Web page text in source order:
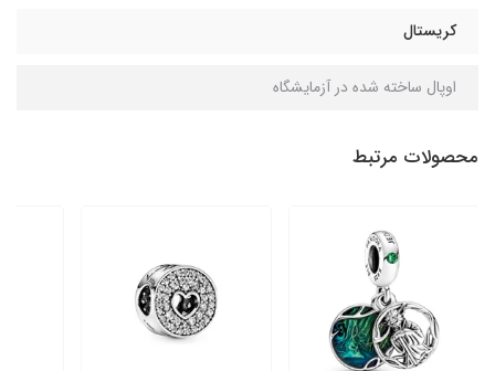
کریستال
اوپال ساخته شده در آزمایشگاه
محصولات مرتبط